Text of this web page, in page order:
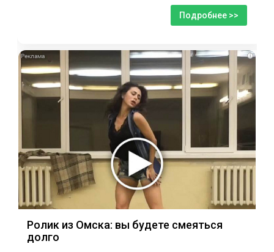
Подробнее >>
i
Ролик из Омска: вы будете смеяться
долго